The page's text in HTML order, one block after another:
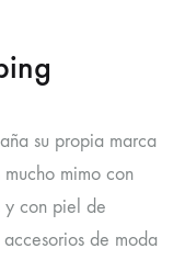
su propia marca
mimo con
y con piel de
de moda